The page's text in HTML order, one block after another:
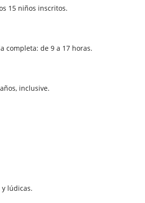
15 niños inscritos.
completa: de 9 a 17 horas.
inclusive.
lúdicas.